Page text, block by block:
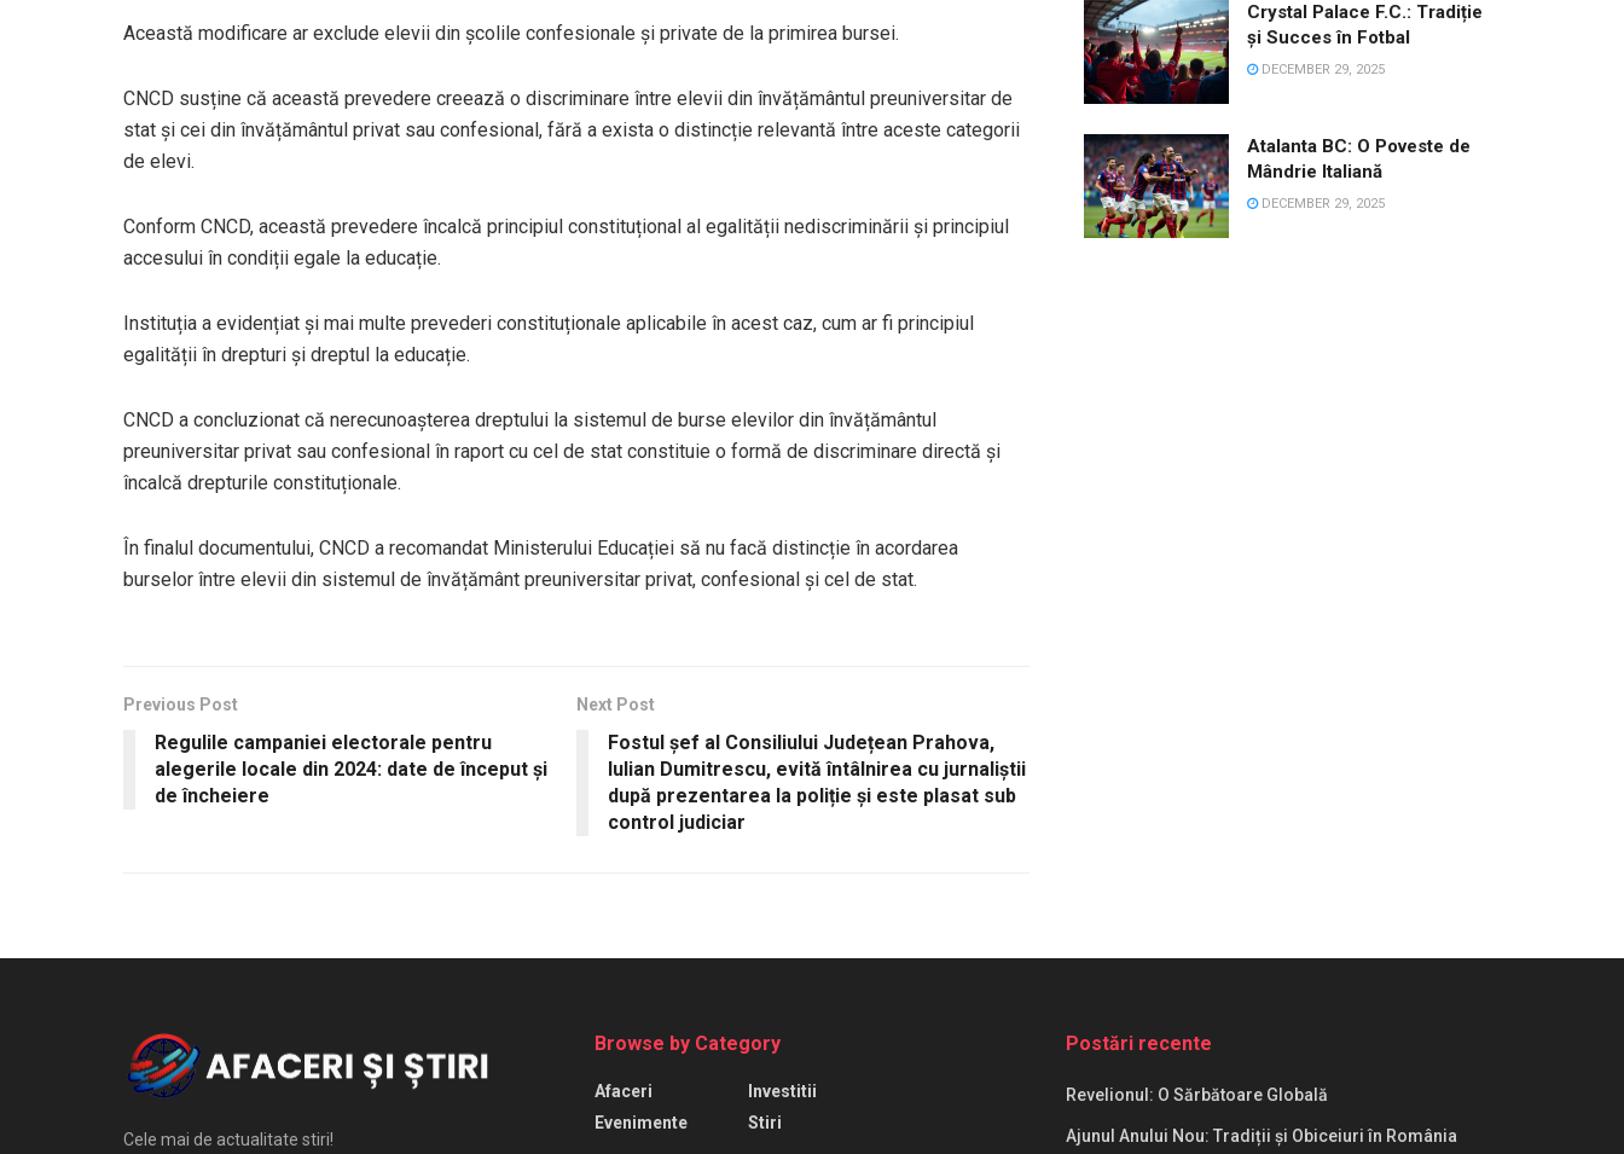
Această modificare ar exclude elevii din școlile confesionale și private de la primirea bursei.
CNCD susține că această prevedere creează o discriminare între elevii din învățământul preuniversitar de
stat și cei din învățământul privat sau confesional, fără a exista o distincție relevantă între aceste categorii
de elevi.
Conform CNCD, această prevedere încalcă principiul constituțional al egalității nediscriminării și principiul
accesului în condiții egale la educație.
Instituția a evidențiat și mai multe prevederi constituționale aplicabile în acest caz, cum ar fi principiul
egalității în drepturi și dreptul la educație.
CNCD a concluzionat că nerecunoașterea dreptului la sistemul de burse elevilor din învățământul
preuniversitar privat sau confesional în raport cu cel de stat constituie o formă de discriminare directă și
încalcă drepturile constituționale.
În finalul documentului, CNCD a recomandat Ministerului Educației să nu facă distincție în acordarea
burselor între elevii din sistemul de învățământ preuniversitar privat, confesional și cel de stat.
Previous Post
Regulile campaniei electorale pentru
alegerile locale din 2024: date de început și
de încheiere
Next Post
Fostul șef al Consiliului Județean Prahova,
Iulian Dumitrescu, evită întâlnirea cu jurnaliștii
după prezentarea la poliție și este plasat sub
control judiciar
Crystal Palace F.C.: Tradiție
și Succes în Fotbal
DECEMBER 29, 2025
Atalanta BC: O Poveste de
Mândrie Italiană
DECEMBER 29, 2025
Cele mai de actualitate stiri!
Browse by Category
Afaceri
Evenimente
Investitii
Stiri
Postări recente
Revelionul: O Sărbătoare Globală
Ajunul Anului Nou: Tradiții și Obiceiuri în România